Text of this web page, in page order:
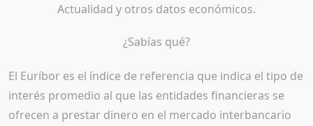
Actualidad y otros datos económicos.
¿Sabías qué?
El Euríbor es el índice de referencia que indica el tipo de
interés promedio al que las entidades financieras se
ofrecen a prestar dinero en el mercado interbancario